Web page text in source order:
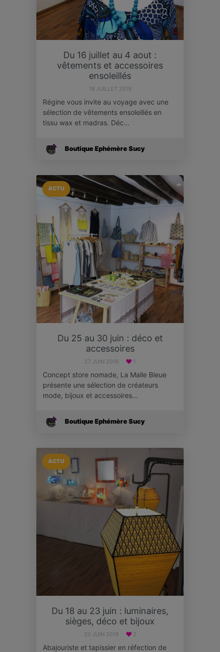
Du 16 juillet au 4 aout :
vêtements et accessoires
ensoleillés
18 JUILLET 2019
Régine vous invite au voyage avec une
sélection de vêtements ensoleillés en
tissu wax et madras. Déc…
Boutique Ephémère Sucy
ACTU
Du 25 au 30 juin : déco et
accessoires
27 JUIN 2019 1
Concept store nomade, La Malle Bleue
présente une sélection de créateurs
mode, bijoux et accessoires…
Boutique Ephémère Sucy
ACTU
Du 18 au 23 juin : luminaires,
sièges, déco et bijoux
20 JUIN 2019 2
Abajouriste et tapissier en réfection de